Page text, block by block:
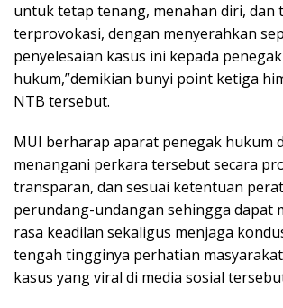
untuk tetap tenang, menahan diri, dan
terprovokasi, dengan menyerahkan
penyelesaian kasus ini kepada penegak
hukum,”demikian bunyi point ketiga
NTB tersebut.
MUI berharap aparat penegak hukum
menangani perkara tersebut secara
transparan, dan sesuai ketentuan
perundang-undangan sehingga dapat
rasa keadilan sekaligus menjaga
tengah tingginya perhatian
kasus yang viral di media sosial